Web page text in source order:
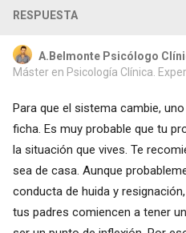
RESPUESTA
A.Belmonte Psicólogo
Máster en Psicología Clínica.
Para que el sistema cambie,
ficha. Es muy probable que tu
la situación que vives. Te
sea de casa. Aunque
conducta de huida y
tus padres comiencen a tener